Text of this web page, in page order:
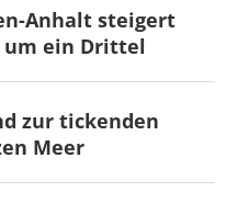
Anhalt steigert
um ein Drittel
zur tickenden
Meer